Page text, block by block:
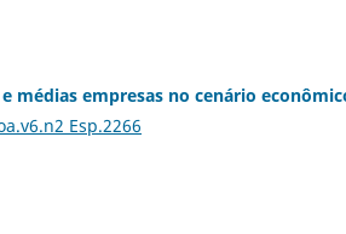
médias empresas no cenário
Esp.2266